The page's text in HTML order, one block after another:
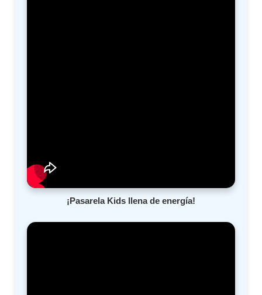
¡Pasarela Kids llena de energía!